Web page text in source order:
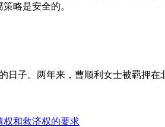
略是安全的。
日子。两年来，曹顺利女士被羁押
权和救济权的要求